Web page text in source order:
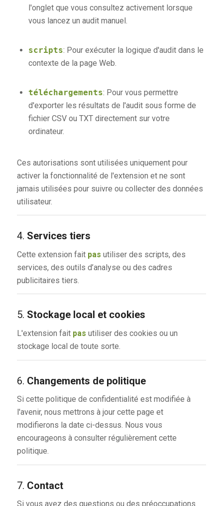
l'onglet que vous consultez activement lorsque
vous lancez un audit manuel.
scripts: Pour exécuter la logique d'audit dans le
contexte de la page Web.
téléchargements: Pour vous permettre
d'exporter les résultats de l'audit sous forme de
fichier CSV ou TXT directement sur votre
ordinateur.
Ces autorisations sont utilisées uniquement pour
activer la fonctionnalité de l'extension et ne sont
jamais utilisées pour suivre ou collecter des données
utilisateur.
4. Services tiers
Cette extension fait pas utiliser des scripts, des
services, des outils d’analyse ou des cadres
publicitaires tiers.
5. Stockage local et cookies
L'extension fait pas utiliser des cookies ou un
stockage local de toute sorte.
6. Changements de politique
Si cette politique de confidentialité est modifiée à
l'avenir, nous mettrons à jour cette page et
modifierons la date ci-dessus. Nous vous
encourageons à consulter régulièrement cette
politique.
7. Contact
Si vous avez des questions ou des préoccupations